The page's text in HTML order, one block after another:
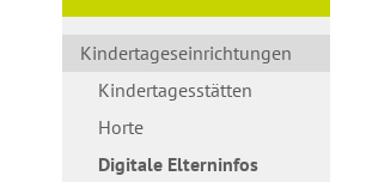
Kindertageseinrichtungen
Kindertagesstätten
Horte
Digitale Elterninfos